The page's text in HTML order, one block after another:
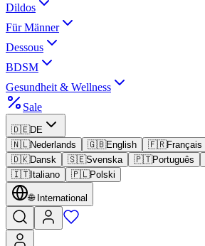
Dildos
Für Männer
Dessous
BDSM
Gesundheit & Wellness
Sale
🇩🇪DE
🇳🇱Nederlands 🇬🇧English 🇫🇷Français
🇩🇰Dansk 🇸🇪Svenska 🇵🇹Português
🇮🇹Italiano 🇵🇱Polski
🌐 International